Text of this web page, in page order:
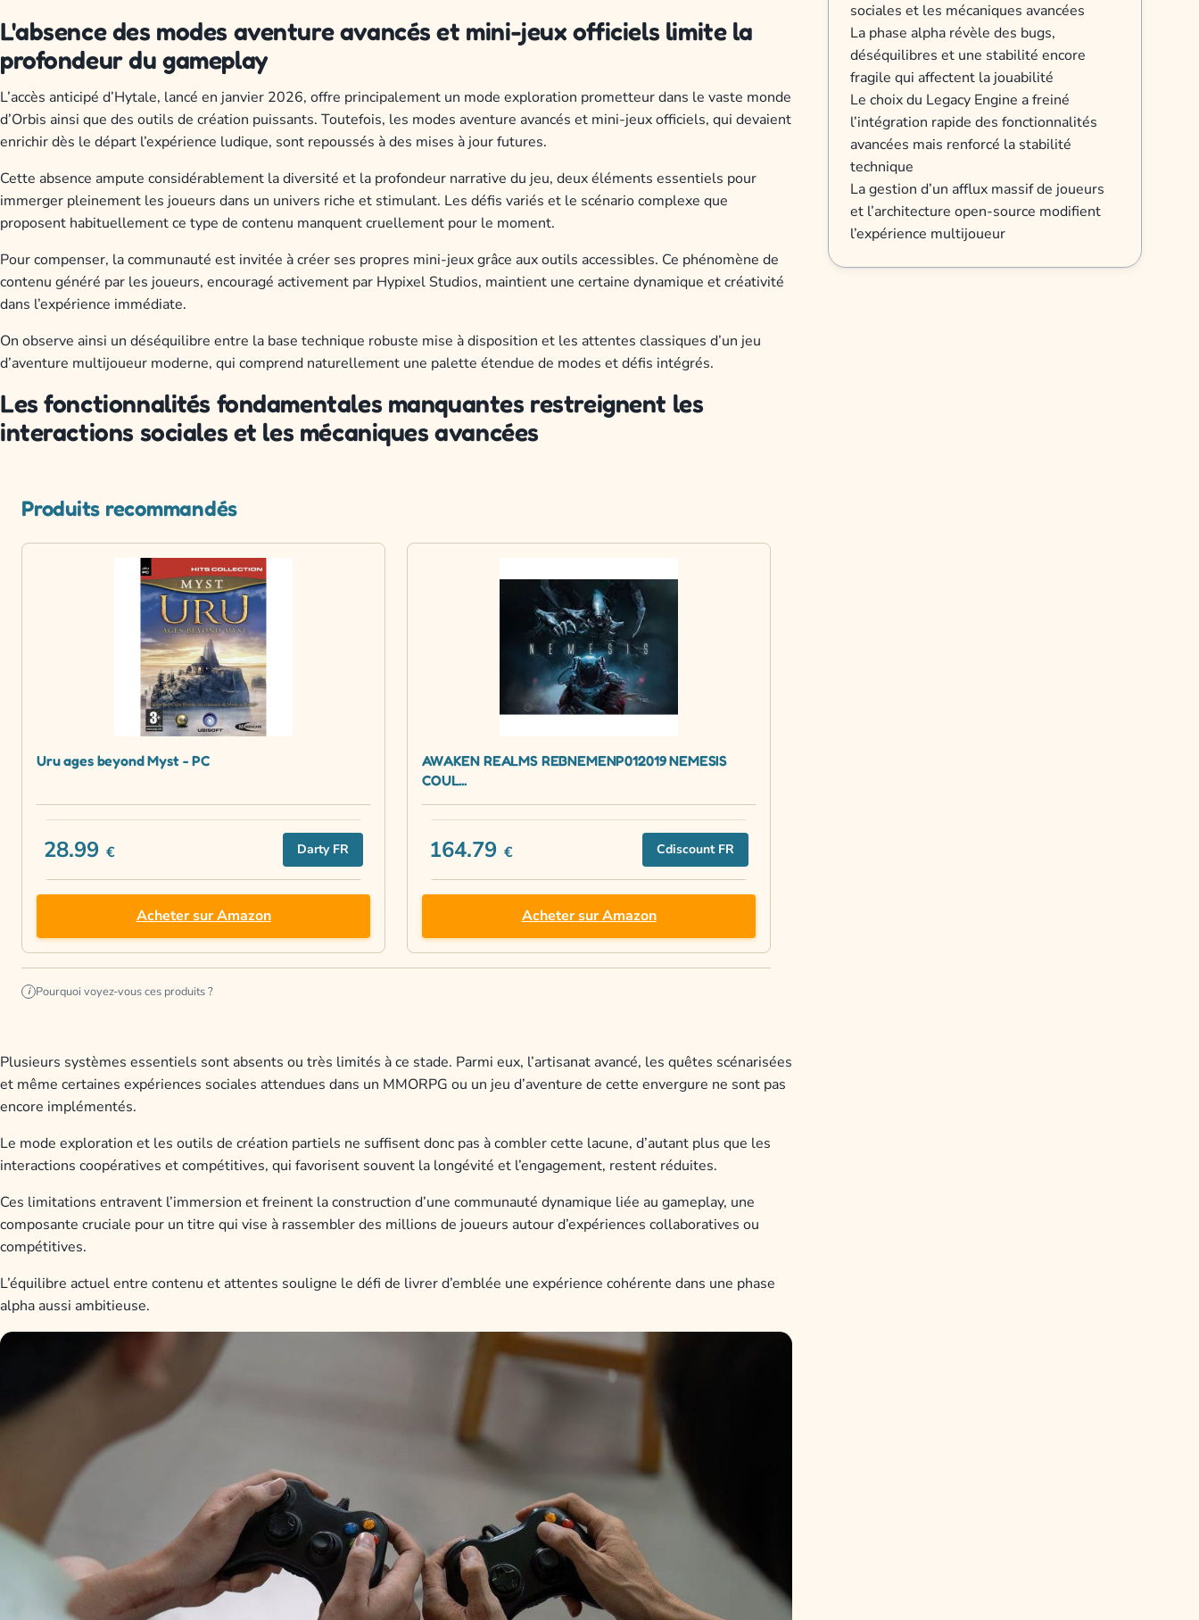
L'absence des modes aventure avancés et mini-jeux officiels limite la
profondeur du gameplay
L’accès anticipé d’Hytale, lancé en janvier 2026, offre principalement un mode exploration prometteur dans le vaste monde
d’Orbis ainsi que des outils de création puissants. Toutefois, les modes aventure avancés et mini-jeux officiels, qui devaient
enrichir dès le départ l’expérience ludique, sont repoussés à des mises à jour futures.
Cette absence ampute considérablement la diversité et la profondeur narrative du jeu, deux éléments essentiels pour
immerger pleinement les joueurs dans un univers riche et stimulant. Les défis variés et le scénario complexe que
proposent habituellement ce type de contenu manquent cruellement pour le moment.
Pour compenser, la communauté est invitée à créer ses propres mini-jeux grâce aux outils accessibles. Ce phénomène de
contenu généré par les joueurs, encouragé activement par Hypixel Studios, maintient une certaine dynamique et créativité
dans l’expérience immédiate.
On observe ainsi un déséquilibre entre la base technique robuste mise à disposition et les attentes classiques d’un jeu
d’aventure multijoueur moderne, qui comprend naturellement une palette étendue de modes et défis intégrés.
Les fonctionnalités fondamentales manquantes restreignent les
interactions sociales et les mécaniques avancées
Produits recommandés
Uru ages beyond Myst - PC
28.99 € Darty FR
Acheter sur Amazon
AWAKEN REALMS REBNEMENP012019 NEMESIS
COUL...
164.79 € Cdiscount FR
Acheter sur Amazon
i Pourquoi voyez-vous ces produits ?
Plusieurs systèmes essentiels sont absents ou très limités à ce stade. Parmi eux, l’artisanat avancé, les quêtes scénarisées
et même certaines expériences sociales attendues dans un MMORPG ou un jeu d’aventure de cette envergure ne sont pas
encore implémentés.
Le mode exploration et les outils de création partiels ne suffisent donc pas à combler cette lacune, d’autant plus que les
interactions coopératives et compétitives, qui favorisent souvent la longévité et l’engagement, restent réduites.
Ces limitations entravent l’immersion et freinent la construction d’une communauté dynamique liée au gameplay, une
composante cruciale pour un titre qui vise à rassembler des millions de joueurs autour d’expériences collaboratives ou
compétitives.
L’équilibre actuel entre contenu et attentes souligne le défi de livrer d’emblée une expérience cohérente dans une phase
alpha aussi ambitieuse.
sociales et les mécaniques avancées
La phase alpha révèle des bugs,
déséquilibres et une stabilité encore
fragile qui affectent la jouabilité
Le choix du Legacy Engine a freiné
l’intégration rapide des fonctionnalités
avancées mais renforcé la stabilité
technique
La gestion d’un afflux massif de joueurs
et l’architecture open-source modifient
l’expérience multijoueur